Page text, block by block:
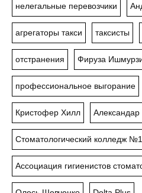
нелегальные перевозчики
агрегаторы такси таксисты
отстранения Фируза
профессиональное выгорание
Кристофер Хилл Александар
Стоматологический колледж №1
Ассоциация гигиенистов